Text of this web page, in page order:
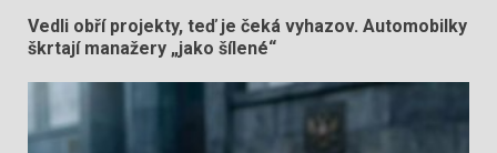
Vedli obří projekty, teď je čeká vyhazov. Automobilky
škrtají manažery „jako šílené“